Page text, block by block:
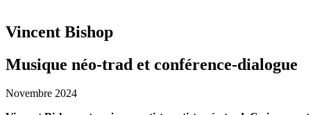
Vincent Bishop
Musique néo-trad et conférence-dialogue
Novembre 2024